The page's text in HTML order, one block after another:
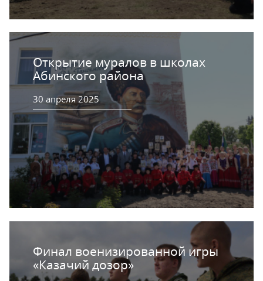
Открытие муралов в школах
Абинского района
30 апреля 2025
Финал военизированной игры
«Казачий дозор»